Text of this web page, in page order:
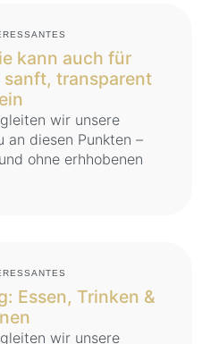
kann auch für
transparent
wir unsere
an diesen Punkten –
ohne erhhobenen
Essen, Trinken &
wir unsere